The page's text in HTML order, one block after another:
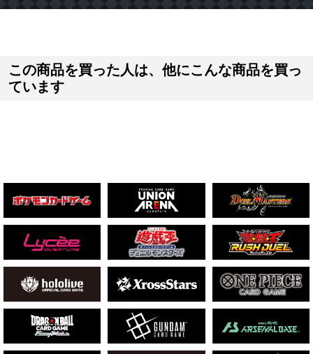
この商品を買った人は、他にこんな商品を買っ
ています